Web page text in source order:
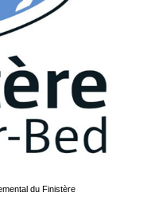
du Finistère